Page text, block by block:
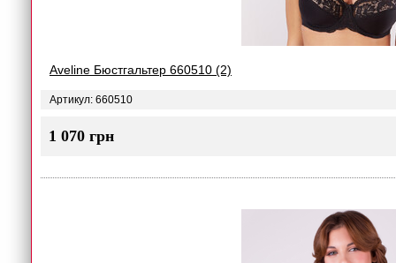
Aveline Бюстгальтер 660510 (2)
Артикул: 660510
1 070 грн